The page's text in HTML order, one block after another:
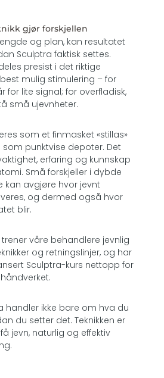
gjør forskjellen
og plan, kan resultatet
Sculptra faktisk settes.
presist i det riktige
mulig stimulering – for
for lite signal; for overfladisk,
små ujevnheter.
som et finmasket «stillas»
som punktvise depoter. Det
erfaring og kunnskap
Små forskjeller i dybde
kan avgjøre hvor jevnt
og dermed også hvor
blir.
trener våre behandlere jevnlig
og retningslinjer, og har
Sculptra-kurs nettopp for
handler ikke bare om hva du
du setter det. Teknikken er
jevn, naturlig og effektiv